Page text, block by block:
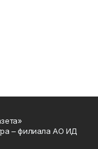
– филиала АО ИД